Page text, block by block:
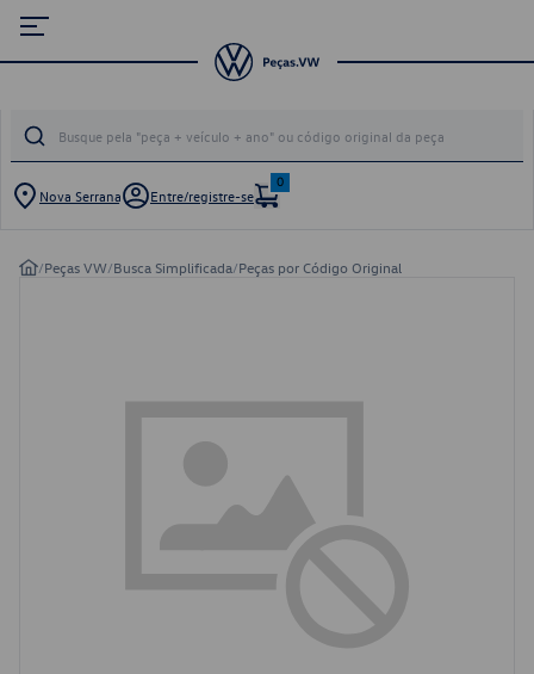
Nova Serrana Entre/registre-se
0
/Peças VW/Busca Simplificada/Peças por Código Original